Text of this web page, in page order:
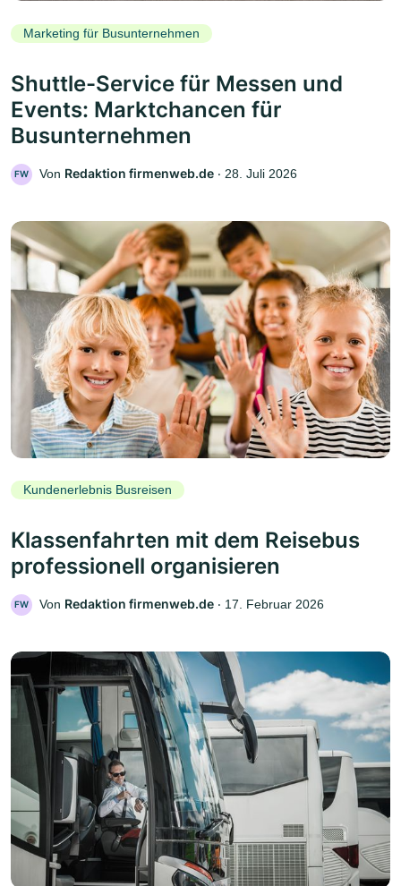
Marketing für Busunternehmen
Shuttle-Service für Messen und
Events: Marktchancen für
Busunternehmen
FW Von Redaktion firmenweb.de ‧ 28. Juli 2026
Kundenerlebnis Busreisen
Klassenfahrten mit dem Reisebus
professionell organisieren
FW Von Redaktion firmenweb.de ‧ 17. Februar 2026